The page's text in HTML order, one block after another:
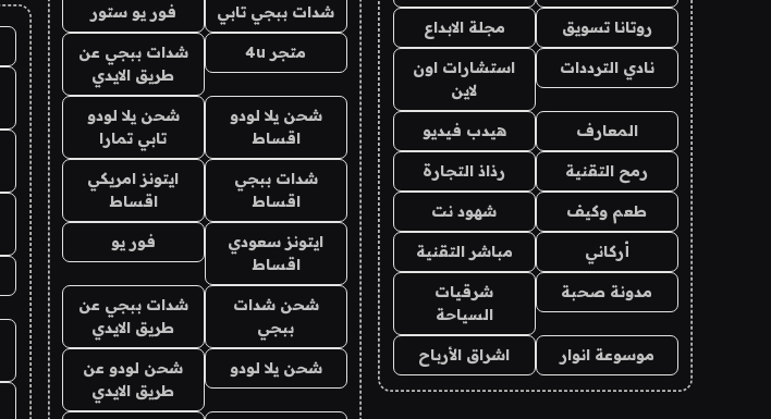
روتانا تسويق مجلة الابداع
نادي الترددات
استشارات اون
لاين
المعارف هيدب فيديو
رمح التقنية رذاذ التجارة
طعم وكيف شهود نت
أركاني مباشر التقنية
مدونة صحبة
شرقيات
السياحة
موسوعة انوار اشراق الأرباح
شدات ببجي تابي فور يو ستور
متجر 4u
شدات ببجي عن
طريق الايدي
شحن يلا لودو
اقساط
شحن يلا لودو
تابي تمارا
شدات ببجي
اقساط
ايتونز امريكي
اقساط
ايتونز سعودي
اقساط
فور يو
شحن شدات
ببجي
شدات ببجي عن
طريق الايدي
شحن يلا لودو
شحن لودو عن
طريق الايدي